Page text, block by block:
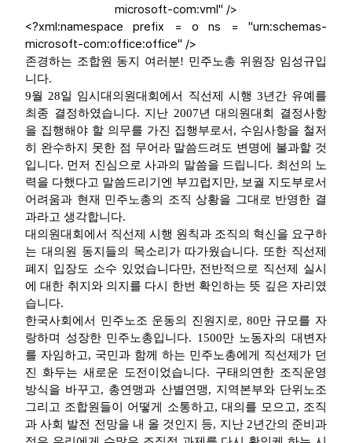
microsoft-com:vml" />
<?xml:namespace prefix = o ns = "urn:schemas-
microsoft-com:office:office" />
존경하는 조합원 동지 여러분! 민주노총 위원장 임성규입
니다.
9월 28일 임시대의원대회에서 직선제 시행 3년간 유예를
최종 결정하였습니다. 지난 2007년 대의원대회 결정사항
을 집행해야 할 의무를 가진 집행부로서, 수임사항을 철저
히 완수하지 못한 점 무어라 말씀드려도 변명에 불과할 것
입니다. 먼저 진심으로 사과의 말씀을 드립니다. 최선의 노
력을 다했다고 말씀드리기엔 부끄럽지만, 보궐 지도부로서
어려움과 현재 민주노총의 조직 상황을 그대로 반영한 결
과라고 생각합니다.
대의원대회에서 직선제 시행 원칙과 조직의 혁신을 요구하
는 대의원 동지들의 목소리가 따가웠습니다. 또한 직선제
폐지 입장도 소수 있었습니다만, 전반적으로 직선제 실시
에 대한 취지와 의지를 다시 한번 확인하는 뜻 깊은 자리였
습니다.
한국사회에서 민주노조 운동의 진원지로, 80만 규모를 자
랑하며 성장한 민주노총입니다. 1500만 노동자의 대변자
를 자임하고, 국민과 함께 하는 민주노총에게 직선제가 던
진 화두는 새로운 도전이었습니다. 구태의연한 조직운영
방식을 바꾸고, 총연맹과 산별연맹, 지역본부와 단위노조
그리고 조합원들이 어떻게 소통하고, 대의를 모으고, 조직
과 사회 발전 전망을 내 올 것인지 등, 지난 2년간의 준비과